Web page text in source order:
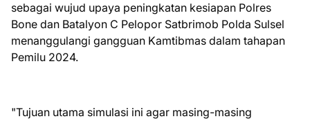
sebagai wujud upaya peningkatan kesiapan Polres
Bone dan Batalyon C Pelopor Satbrimob Polda Sulsel
menanggulangi gangguan Kamtibmas dalam tahapan
Pemilu 2024.
"Tujuan utama simulasi ini agar masing-masing